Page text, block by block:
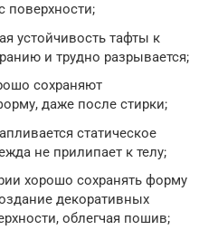
поверхности;
устойчивость тафты к
и трудно разрывается;
сохраняют
даже после стирки;
статическое
не прилипает к телу;
хорошо сохранять форму
декоративных
облегчая пошив;